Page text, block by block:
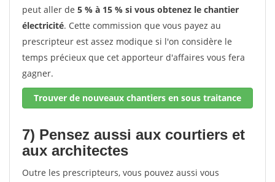
peut aller de 5 % à 15 % si vous obtenez le chantier
électricité. Cette commission que vous payez au
prescripteur est assez modique si l'on considère le
temps précieux que cet apporteur d'affaires vous fera
gagner.
Trouver de nouveaux chantiers en sous traitance
7) Pensez aussi aux courtiers et
aux architectes
Outre les prescripteurs, vous pouvez aussi vous